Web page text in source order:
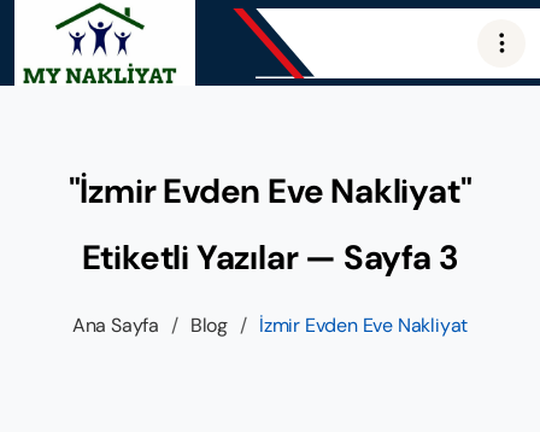
"İzmir Evden Eve Nakliyat"
Etiketli Yazılar — Sayfa 3
Ana Sayfa / Blog / İzmir Evden Eve Nakliyat